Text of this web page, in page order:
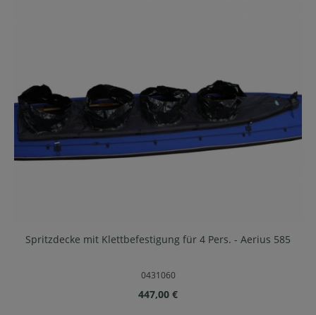
Spritzdecke mit Klettbefestigung für 4 Pers. - Aerius 585
0431060
Regulärer Preis:
447,00 €